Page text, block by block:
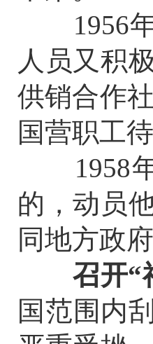
1956年
人员又积
供销合作
国营职工
1958年
的，动员
同地方政
召开“
国范围内